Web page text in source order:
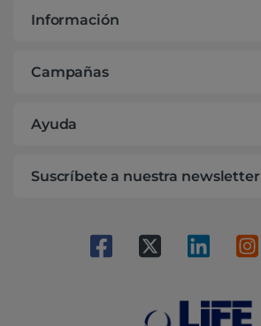
Información
Campañas
Ayuda
Suscríbete a nuestra newsletter